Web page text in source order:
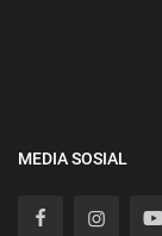
MEDIA SOSIAL